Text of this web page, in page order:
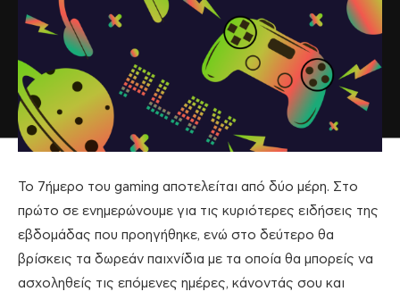
Το 7ήμερο του gaming αποτελείται από δύο μέρη. Στο
πρώτο σε ενημερώνουμε για τις κυριότερες ειδήσεις της
εβδομάδας που προηγήθηκε, ενώ στο δεύτερο θα
βρίσκεις τα δωρεάν παιχνίδια με τα οποία θα μπορείς να
ασχοληθείς τις επόμενες ημέρες, κάνοντάς σου και